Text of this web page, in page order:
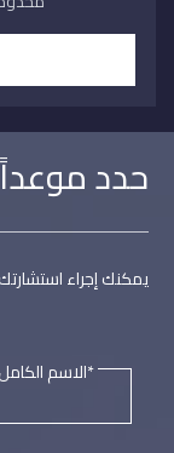
حدد
يمكنك إجراء
*الاسم الكامل